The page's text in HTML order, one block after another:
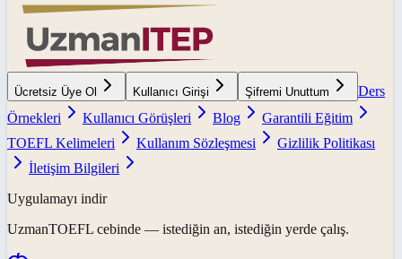
Ücretsiz Üye Ol Kullanıcı Girişi Şifremi Unuttum
Ders
Örnekleri
Kullanıcı Görüşleri Blog
Garantili Eğitim
TOEFL Kelimeleri
Kullanım Sözleşmesi
Gizlilik Politikası
İletişim Bilgileri
Uygulamayı indir
UzmanTOEFL cebinde — istediğin an, istediğin yerde çalış.